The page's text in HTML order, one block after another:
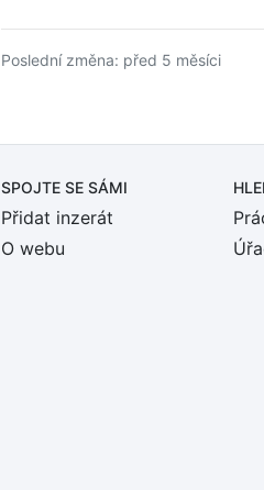
Poslední změna: před 5 měsíci
SPOJTE SE SÁMI
Přidat inzerát
O webu